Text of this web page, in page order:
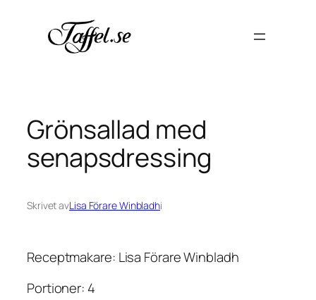
innehåll
Grönsallad med
senapsdressing
Skrivet avLisa Förare Winbladhi
Receptmakare: Lisa Förare Winbladh
Portioner: 4